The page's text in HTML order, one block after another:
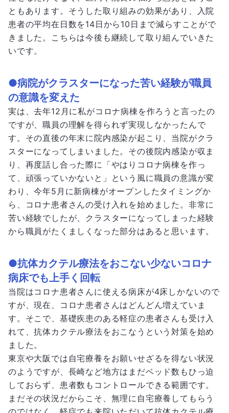
ともあります。そうした取り組みの効果があり、入院
患者の平均在日数を14日から10日まで減らすことがで
きました。こちらは今後も継続して取り組んでいきた
いです。
●病院がクラスターになった苦い経験が職員
の意識を変えた
実は、去年12月に私がコロナ病棟を作ろうと言ったの
ですが、職員の理解を得られず実現しなかったんで
す。その直後の年末に院内感染が起こり、当院がクラ
スターになってしまいました。その後院内感染が収ま
り、再度話し合った際に「やはりコロナ病棟を作っ
て、頑張っていかないと」という風に職員の意識が変
わり、今年5月に新病棟がオープンしたタイミングか
ら、コロナ患者さんの受け入れを始めました。非常に
苦い経験でしたが、クラスターになってしまった経験
から職員がたくましくなった部分はあると思います。
●抗体カクテル療法をおこない少ないコロナ
病床でも上手く回転
当院はコロナ患者さんに使える病床が4床しかないので
すが、現在、コロナ患者さんはどんどん増えていま
す。そこで、基礎疾患のある軽症の患者さんも受け入
れて、抗体カクテル療法をおこなうという対策を始め
ました。
東京や大阪では自宅療養をお願いせざるを得ない状況
のようですが、長崎など地方はまだベッド数もひっ迫
しておらず、患者数もコントロールできる範囲です。
まだその状況だからこそ、無理に自宅療養してもらう